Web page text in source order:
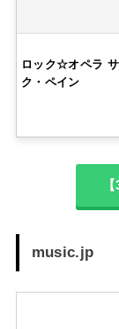
ロック☆オペラ
ク・ペイン
music.jp